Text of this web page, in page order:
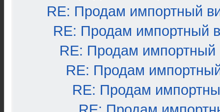
RE: Продам импортный
RE: Продам импортный
RE: Продам импортный
RE: Продам
RE: Продам